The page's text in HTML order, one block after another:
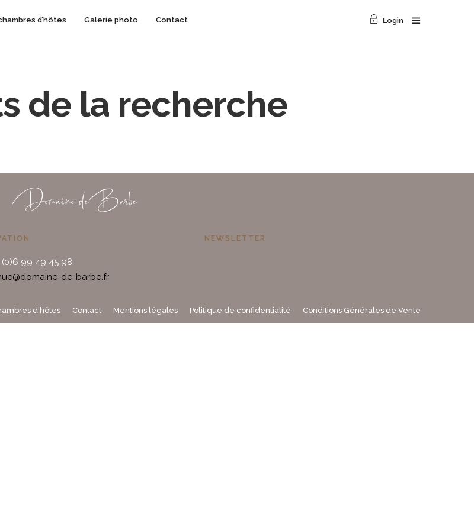
d’hôtes Galerie photo Contact Login
de la recherche
(0)6 99 49 45 98
de-barbe.fr
NEWSLETTER
d’hôtes Contact Mentions légales Politique de confidentialité Conditions Générales de Vente